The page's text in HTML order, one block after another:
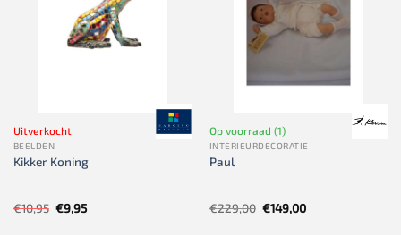
Uitverkocht
BEELDEN
Kikker Koning
€10,95 Oorspronkelijke
prijs
€9,95Huidige
Op voorraad (1)
INTERIEURDECORATIE
Paul
€229,00 Oorspronkelijke
prijs
€149,00Huidige